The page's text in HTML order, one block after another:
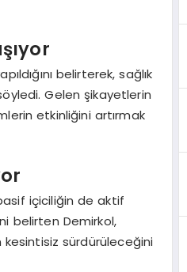
belirterek, sağlık
Gelen şikayetlerin
etkinliğini artırmak
içiciliğin de aktif
belirten Demirkol,
kesintisiz sürdürüleceğini